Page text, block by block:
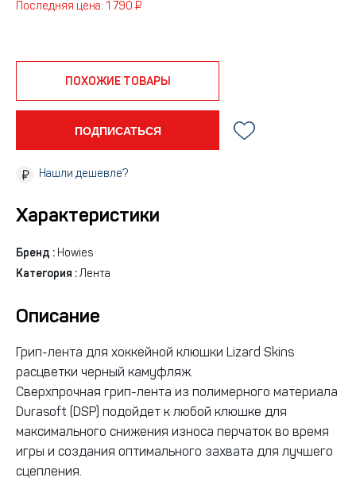
Последняя цена: 1 790 ₽
ПОХОЖИЕ ТОВАРЫ
ПОДПИСАТЬСЯ
Нашли дешевле?
Характеристики
Бренд : Howies
Категория : Лента
Описание
Грип-лента для хоккейной клюшки Lizard Skins
расцветки черный камуфляж.
Сверхпрочная грип-лента из полимерного материала
Durasoft (DSP) подойдет к любой клюшке для
максимального снижения износа перчаток во время
игры и создания оптимального захвата для лучшего
сцепления.